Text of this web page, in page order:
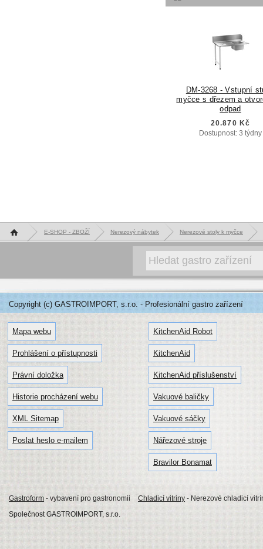
DM-3268 - Vstupní
myčce s dřezem a
odpad
20.870 Kč
Dostupnost: 3 týdny
Hlavní stránka E-SHOP - ZBOŽÍ Nerezový nábytek Nerezové stoly k myčce
Copyright (c) GASTROIMPORT, s.r.o. - Profesionální gastro zařízení
Mapa webu
Prohlášení o přístupnosti
Právní doložka
Historie procházení webu
XML Sitemap
Poslat heslo e-mailem
KitchenAid Robot
KitchenAid
KitchenAid příslušenství
Vakuové baličky
Vakuové sáčky
Nářezové stroje
Bravilor Bonamat
Gastroform - vybavení pro gastronomii Chladicí vitriny - Nerezové chladicí
Společnost GASTROIMPORT, s.r.o.